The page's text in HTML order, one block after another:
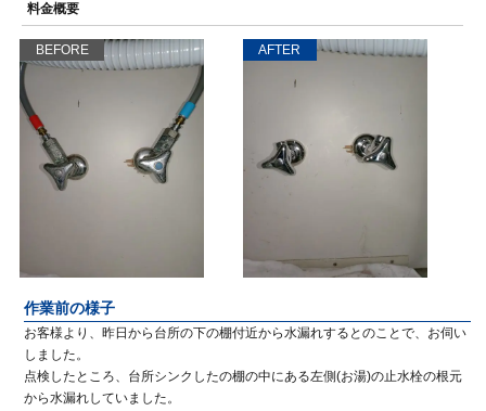
料金概要
BEFORE AFTER
作業前の様子
お客様より、昨日から台所の下の棚付近から水漏れするとのことで、お伺い
しました。
点検したところ、台所シンクしたの棚の中にある左側(お湯)の止水栓の根元
から水漏れしていました。